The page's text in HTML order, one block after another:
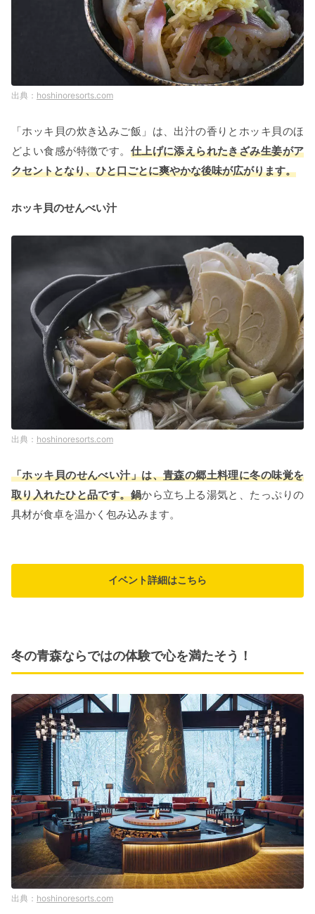
hoshinoresorts.com
「ホッキ貝の炊き込みご飯」は、出汁の香りとホッキ貝のほ
どよい食感が特徴です。 仕上げに添えられたきざみ生姜がア
クセントとなり、ひと口ごとに爽やかな後味が広がります。
ホッキ貝のせんべい汁
hoshinoresorts.com
「ホッキ貝のせんべい汁」は、青森の郷土料理に冬の味覚を
取り入れたひと品です。鍋から立ち上る湯気と、たっぷりの
具材が食卓を温かく包み込みます。
イベント詳細はこちら
冬の青森ならではの体験で心を満たそう！
hoshinoresorts.com